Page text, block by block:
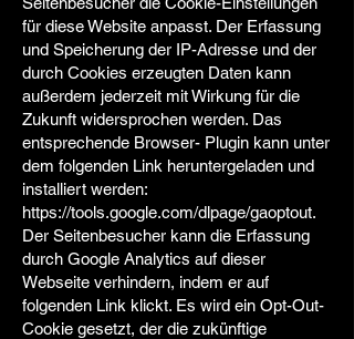
für diese Website anpasst. Der Erfassung
und Speicherung der IP-Adresse und der
durch Cookies erzeugten Daten kann
außerdem jederzeit mit Wirkung für die
Zukunft widersprochen werden. Das
entsprechende Browser- Plugin kann unter
dem folgenden Link heruntergeladen und
installiert werden:
https://tools.google.com/dlpage/gaoptout.
Der Seitenbesucher kann die Erfassung
durch Google Analytics auf dieser
Webseite verhindern, indem er auf
folgenden Link klickt. Es wird ein Opt-Out-
Cookie gesetzt, der die zukünftige